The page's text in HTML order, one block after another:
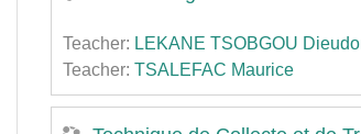
Teacher: LEKANE TSOBGOU
Teacher: TSALEFAC Maurice